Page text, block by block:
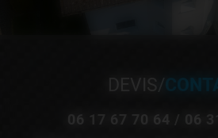
DEVIS/
06 17 67 70 64 / 06